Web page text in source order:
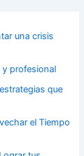
una crisis
profesional
que
el Tiempo